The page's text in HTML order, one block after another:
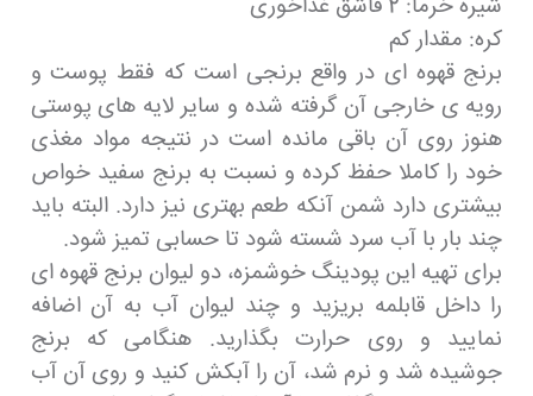
کره: مقدار کم
برنج قهوه ای در واقع برنجی است که فقط پوست و
رویه ی خارجی آن گرفته شده و سایر لایه های پوستی
هنوز روی آن باقی مانده است در نتیجه مواد مغذی
خود را کاملا حفظ کرده و نسبت به برنج سفید خواص
بیشتری دارد شمن آنکه طعم بهتری نیز دارد. البته باید
چند بار با آب سرد شسته شود تا حسابی تمیز شود.
برای تهیه این پودینگ خوشمزه، دو لیوان برنج قهوه ای
را داخل قابلمه بریزید و چند لیوان آب به آن اضافه
نمایید و روی حرارت بگذارید. هنگامی که برنج
جوشیده شد و نرم شد، آن را آبکش کنید و روی آن آب